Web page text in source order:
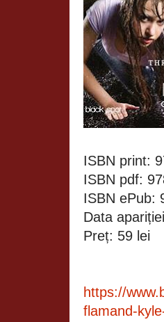
ISBN print:
ISBN pdf:
ISBN ePub:
Data
Preț: 59 lei
https://
flamand-